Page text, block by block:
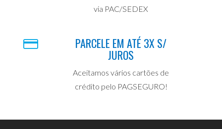
via PAC/SEDEX
PARCELE EM ATÉ 3X S/
JUROS
Aceitamos vários cartões de
crédito pelo PAGSEGURO!